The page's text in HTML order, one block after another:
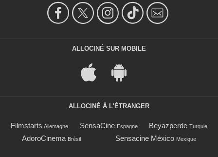
ALLOCINÉ SUR MOBILE
ALLOCINÉ À L'ÉTRANGER
Filmstarts Allemagne SensaCine Espagne Beyazperde Turquie
AdoroCinema Brésil Sensacine México Mexique